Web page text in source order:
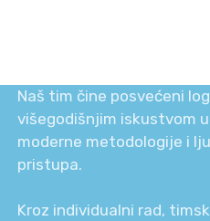
Naš tim čine posvećeni
višegodišnjim iskustvom
moderne metodologije i
pristupa.
Kroz individualni rad,